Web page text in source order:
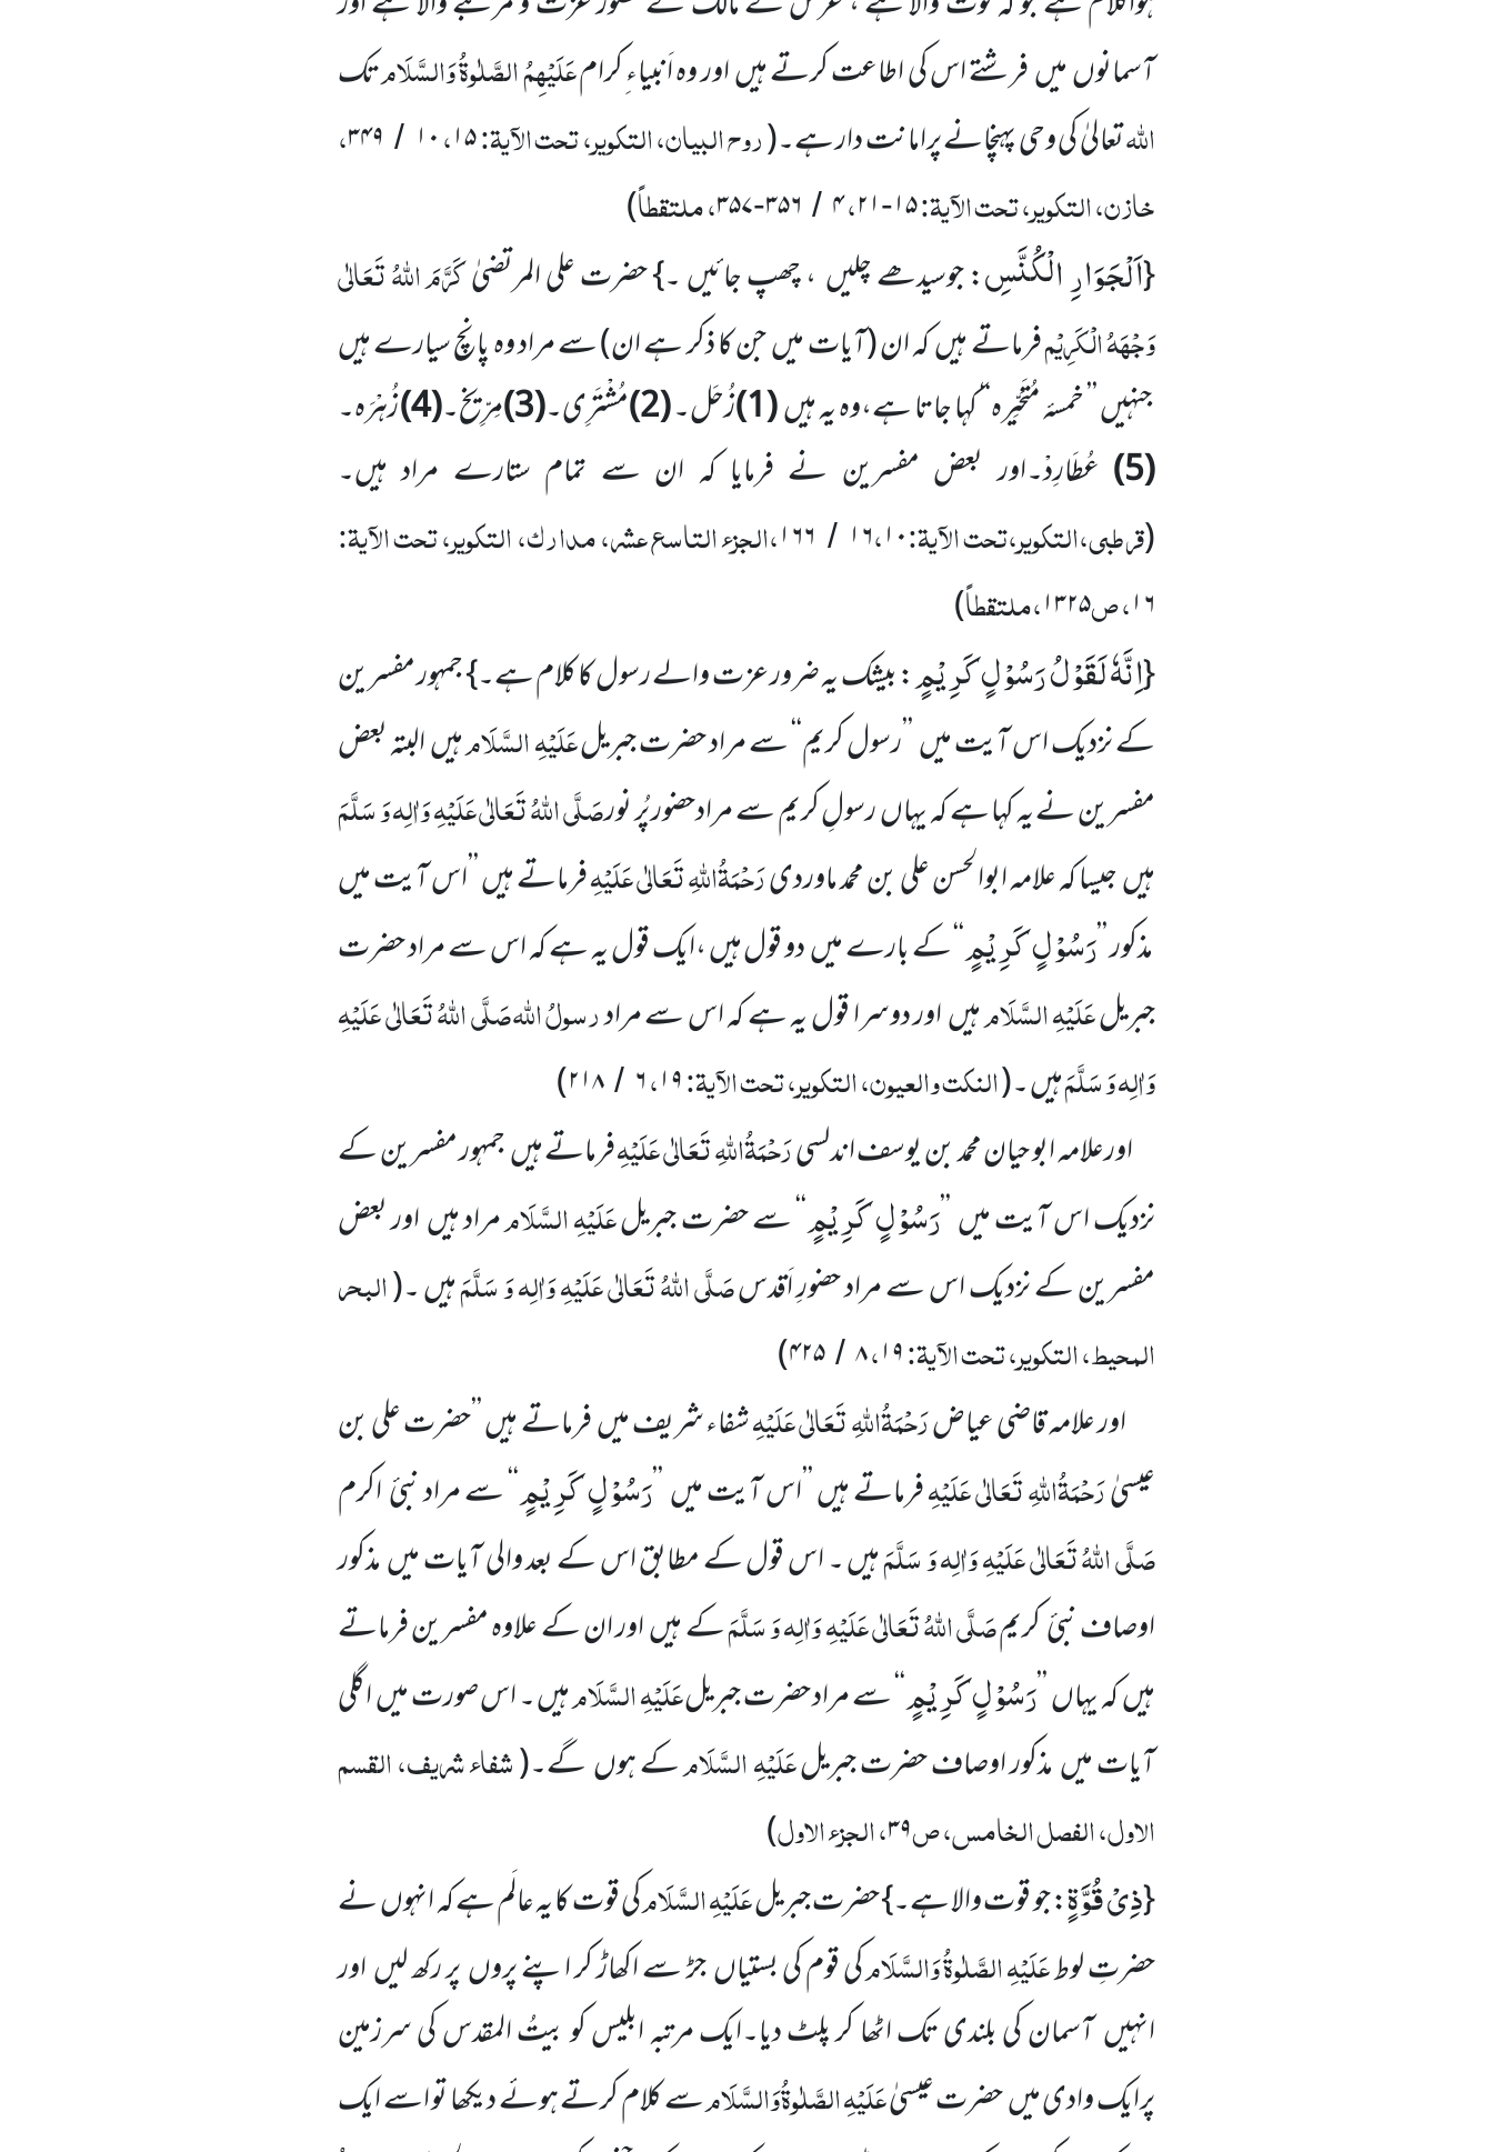
آسمانوں میں فرشتے اس کی اطاعت کرتے ہیں اور وہ اَنبیاء ِکرامعَلَیْہِمُ الصَّلٰوۃُ وَالسَّلَامتک
اللّٰہتعالیٰ کی وحی پہنچانے پرامانت دار ہے۔(روح البیان، التکویر، تحت الآیۃ:۱۵،۱۰ / ۳۴۹،
خازن، التکویر، تحت الآیۃ:۱۵-۲۱،۴ / ۳۵۶-۳۵۷، ملتقطاً)
{اَلْجَوَارِ الْكُنَّسِ: جوسیدھے چلیں ، چھپ جائیں ۔} حضرت علی المرتضیٰکَرَّمَ اللّٰہُ تَعَالٰی
وَجْہَہُ الْکَرِیْمفرماتے ہیں کہ ان(آیات میں جن کا ذکر ہے ان)سے مراد وہ پانچ سیارے ہیں
جنہیں ’’ خمسۂ مُتَحَیِّرہ‘‘ کہا جاتا ہے،وہ یہ ہیں(1) زُحَل۔(2) مُشْتَرِی۔(3) مِرِّیخ۔(4) زُہْرَہ۔
(5)
عُطَارِدْ۔اور بعض مفسرین نے فرمایا کہ ان سے تمام ستارے مراد ہیں۔
(قرطبی،التکویر،تحت الآیۃ: ۱۶،۱۰ / ۱۶۶،الجزء التاسع عشر، مدارک، التکویر، تحت الآیۃ:
۱۶، ص۱۳۲۵،ملتقطاً)
{اِنَّهٗ لَقَوْلُ رَسُوْلٍ كَرِیْمٍ: بیشک یہ ضرور عزت والے رسول کا کلام ہے۔} جمہور مفسرین
کے نزدیک اس آیت میں ’’رسول کریم‘‘ سے مراد حضرت جبریلعَلَیْہِ السَّلَامہیں البتہ بعض
مفسرین نے یہ کہا ہے کہ یہاں رسولِ کریم سے مرادحضور پُر نورصَلَّی اللّٰہُ تَعَالٰی عَلَیْہِ وَاٰلِہ وَ سَلَّمَ
ہیں جیسا کہ علامہ ابوالحسن علی بن محمد ماوردیرَحْمَۃُاللّٰہِ تَعَالٰی عَلَیْہِفرماتے ہیں ’’اس آیت میں
مذکور ’’رَسُوْلٍ كَرِیْمٍ‘‘ کے بارے میں دو قول ہیں ،ایک قول یہ ہے کہ اس سے مراد حضرت
جبریلعَلَیْہِ السَّلَامہیں اور دوسرا قول یہ ہے کہ اس سے مرادرسولُاللّٰہصَلَّی اللّٰہُ تَعَالٰی عَلَیْہِ
وَاٰلِہ وَ سَلَّمَہیں ۔(النکت والعیون، التکویر، تحت الآیۃ:۱۹،۶ / ۲۱۸)
اورعلامہ ابو حیان محمد بن یوسف اندلسیرَحْمَۃُاللّٰہِ تَعَالٰی عَلَیْہِفرماتے ہیں جمہور مفسرین کے
نزدیک اس آیت میں ’’رَسُوْلٍ كَرِیْمٍ‘‘ سے حضرت جبریلعَلَیْہِ السَّلَاممراد ہیں اور بعض
مفسرین کے نزدیک اس سے مراد حضورِ اَقدسصَلَّی اللّٰہُ تَعَالٰی عَلَیْہِ وَاٰلِہ وَ سَلَّمَہیں ۔(البحر
المحیط، التکویر، تحت الآیۃ:۱۹،۸ / ۴۲۵)
اور علامہ قاضی عیاضرَحْمَۃُاللّٰہِ تَعَالٰی عَلَیْہِشفاء شریف میں فرماتے ہیں ’’حضرت علی بن
عیسیٰرَحْمَۃُاللّٰہِ تَعَالٰی عَلَیْہِفرماتے ہیں ’’اس آیت میں ’’رَسُوْلٍ كَرِیْمٍ‘‘ سے مراد نبیٔاکرم
صَلَّی اللّٰہُ تَعَالٰی عَلَیْہِ وَاٰلِہ وَ سَلَّمَہیں ۔ اس قول کے مطابق اس کے بعد والی آیات میں مذکور
اوصاف نبیٔکریمصَلَّی اللّٰہُ تَعَالٰی عَلَیْہِ وَاٰلِہ وَ سَلَّمَکے ہیں اور ان کے علاوہ مفسرین فرماتے
ہیں کہ یہاں’’رَسُوْلٍ كَرِیْمٍ‘‘ سے مراد حضرت جبریلعَلَیْہِ السَّلَامہیں ۔ اس صورت میں اگلی
آیات میں مذکور اوصاف حضرت جبریلعَلَیْہِ السَّلَامکے ہوں گے۔(شفاء شریف، القسم
الاول، الفصل الخامس، ص۳۹، الجزء الاول)
{ذِیْ قُوَّةٍ: جو قوت والا ہے۔} حضرت جبریلعَلَیْہِ السَّلَامکی قوت کا یہ عالَم ہے کہ انہوں نے
حضرتِ لوطعَلَیْہِالصَّلٰوۃُوَالسَّلَامکی قوم کی بستیاں جڑ سے اکھاڑ کر اپنے پروں پر رکھ لیں اور
انہیں آسمان کی بلندی تک اٹھا کر پلٹ دیا۔ایک مرتبہ ابلیس کو بیتُ المقدس کی سرزمین
پرایک وادی میں حضرت عیسیٰعَلَیْہِالصَّلٰوۃُوَالسَّلَامسے کلام کرتے ہوئے دیکھا تو اسے ایک